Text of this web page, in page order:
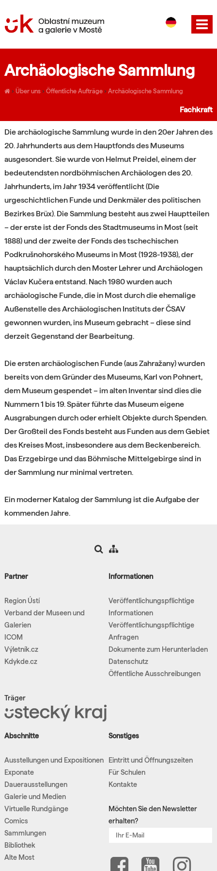
EN
Archäologische Sammlung
› Über uns› Öffentliche Aufträge› Archäologische Sammlung
Fachkraft
Die archäologische Sammlung wurde in den 20er Jahren des
20. Jahrhunderts aus dem Hauptfonds des Museums
ausgesondert. Sie wurde von Helmut Preidel, einem der
bedeutendsten nordböhmischen Archäologen des 20.
Jahrhunderts, im Jahr 1934 veröffentlicht (Die
urgeschichtlichen Funde und Denkmäler des politischen
Bezirkes Brüx). Die Sammlung besteht aus zwei Hauptteilen
– der erste ist der Fonds des Stadtmuseums in Most (seit
1888) und der zweite der Fonds des tschechischen
Podkrušnohorského Museums in Most (1928-1938), der
hauptsächlich durch den Moster Lehrer und Archäologen
Václav Kučera entstand. Nach 1980 wurden auch
archäologische Funde, die in Most durch die ehemalige
Außenstelle des Archäologischen Instituts der ČSAV
gewonnen wurden, ins Museum gebracht – diese sind
derzeit Gegenstand der Bearbeitung.
Die ersten archäologischen Funde (aus Zahražany) wurden
bereits von dem Gründer des Museums, Karl von Pohnert,
dem Museum gespendet – im alten Inventar sind dies die
Nummern 1 bis 19. Später führte das Museum eigene
Ausgrabungen durch oder erhielt Objekte durch Spenden.
Der Großteil des Fonds besteht aus Funden aus dem Gebiet
des Kreises Most, insbesondere aus dem Beckenbereich.
Das Erzgebirge und das Böhmische Mittelgebirge sind in
der Sammlung nur minimal vertreten.
Ein moderner Katalog der Sammlung ist die Aufgabe der
kommenden Jahre.
Partner
Region Ústí
Verband der Museen und
Galerien
ICOM
Výletník.cz
Kdykde.cz
Träger
Informationen
Veröffentlichungspflichtige
Informationen
Veröffentlichungspflichtige
Anfragen
Dokumente zum Herunterladen
Datenschutz
Öffentliche Ausschreibungen
Abschnitte
Ausstellungen und Expositionen
Exponate
Dauerausstellungen
Galerie und Medien
Virtuelle Rundgänge
Comics
Sammlungen
Bibliothek
Alte Most
Sonstiges
Eintritt und Öffnungszeiten
Für Schulen
Kontakte
Möchten Sie den Newsletter
erhalten?